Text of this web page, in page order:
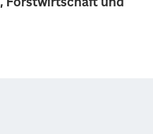
Forstwirtschaft und